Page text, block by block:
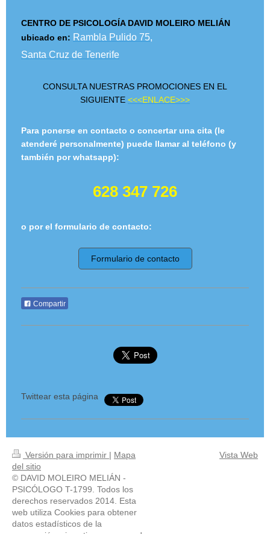
CENTRO DE PSICOLOGÍA DAVID MOLEIRO MELIÁN
ubicado en: Rambla Pulido 75,
Santa Cruz de Tenerife
CONSULTA NUESTRAS PROMOCIONES EN EL
SIGUIENTE <<<ENLACE>>>
Para ponerse en contacto o concertar una cita (le
atenderé personalmente) puede llamar al teléfono (y
también por whatsapp):
628 347 726
o por el formulario de contacto:
Formulario de contacto
Compartir
Twittear esta página
Versión para imprimir | Mapa
del sitio
© DAVID MOLEIRO MELIÁN -
PSICÓLOGO T-1799. Todos los
derechos reservados 2014. Esta
web utiliza Cookies para obtener
datos estadísticos de la
Vista Web